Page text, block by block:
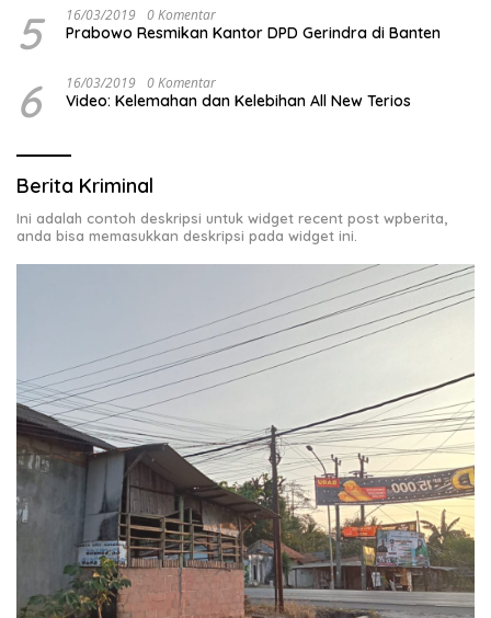
5 16/03/2019 0 Komentar
Prabowo Resmikan Kantor DPD Gerindra di Banten
6 16/03/2019 0 Komentar
Video: Kelemahan dan Kelebihan All New Terios
Berita Kriminal
Ini adalah contoh deskripsi untuk widget recent post wpberita,
anda bisa memasukkan deskripsi pada widget ini.